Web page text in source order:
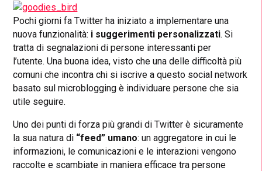
Pochi giorni fa Twitter ha iniziato a implementare una
nuova funzionalità: i suggerimenti personalizzati. Si
tratta di segnalazioni di persone interessanti per
l’utente. Una buona idea, visto che una delle difficoltà più
comuni che incontra chi si iscrive a questo social network
basato sul microblogging è individuare persone che sia
utile seguire.
Uno dei punti di forza più grandi di Twitter è sicuramente
la sua natura di “feed” umano: un aggregatore in cui le
informazioni, le comunicazioni e le interazioni vengono
raccolte e scambiate in maniera efficace tra persone